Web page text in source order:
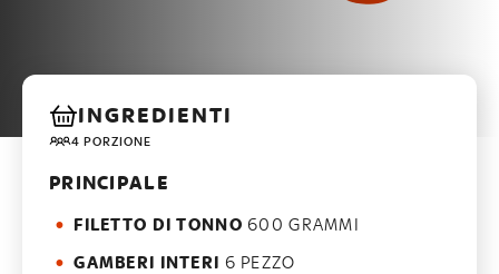
INGREDIENTI
4 PORZIONE
PRINCIPALE
FILETTO DI TONNO 600 GRAMMI
GAMBERI INTERI 6 PEZZO